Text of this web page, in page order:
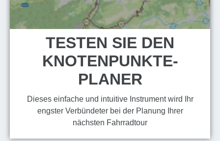
TESTEN SIE DEN
KNOTENPUNKTE-
PLANER
Dieses einfache und intuitive Instrument wird Ihr
engster Verbündeter bei der Planung Ihrer
nächsten Fahrradtour